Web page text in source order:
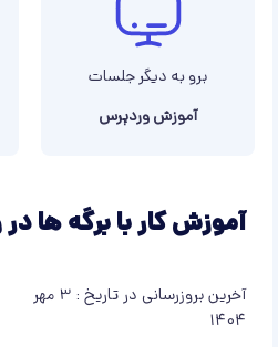
برو به دیگر جلسات
آموزش وردپرس
آموزش کار با برگه ها
آخرین بروزرسانی در تاریخ : 3 مهر
1404